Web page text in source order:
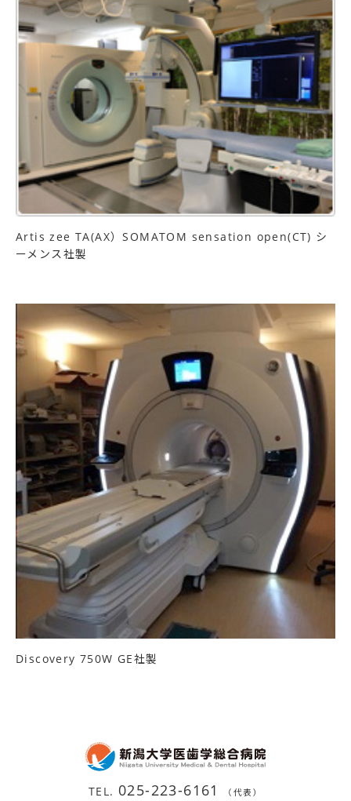
Artis zee TA(AX）SOMATOM sensation open(CT) シ
ーメンス社製
Discovery 750W GE社製
TEL. 025-223-6161 （代表）